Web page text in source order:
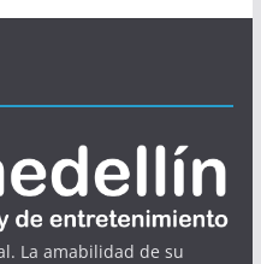
La amabilidad de su